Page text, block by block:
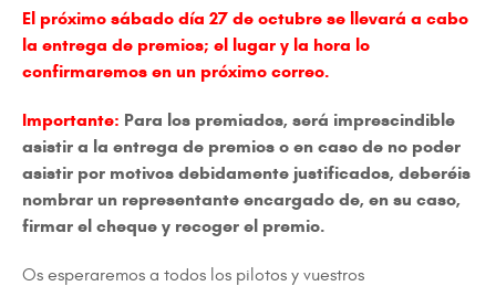
El próximo sábado día 27 de octubre se llevará a cabo
la entrega de premios; el lugar y la hora lo
confirmaremos en un próximo correo.
Importante: Para los premiados, será imprescindible
asistir a la entrega de premios o en caso de no poder
asistir por motivos debidamente justificados, deberéis
nombrar un representante encargado de, en su caso,
firmar el cheque y recoger el premio.
Os esperaremos a todos los pilotos y vuestros